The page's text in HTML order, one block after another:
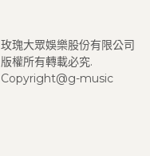
玫瑰大眾娛樂股份有限公司
版權所有轉載必究.
Copyright@g-music